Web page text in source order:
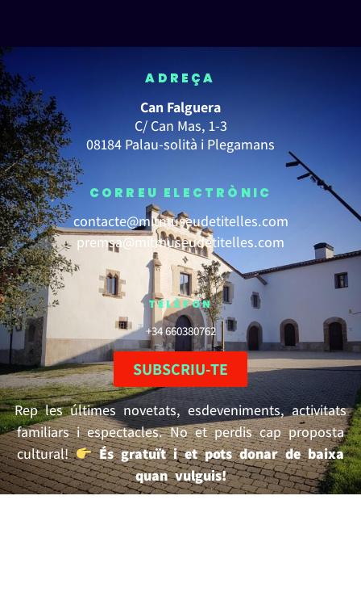
ADREÇA
Can Falguera
C/ Can Mas, 1-3
08184 Palau-solità i Plegamans
CORREU ELECTRÒNIC
contacte@mitmuseudetitelles.com
premsa@mitmuseudetitelles.com
TELÈFON
+34 660380762
SUBSCRIU-TE
Rep les últimes novetats, esdeveniments, activitats
familiars i espectacles. No et perdis cap proposta
cultural!
És gratuït i et pots donar de baixa
quan vulguis!